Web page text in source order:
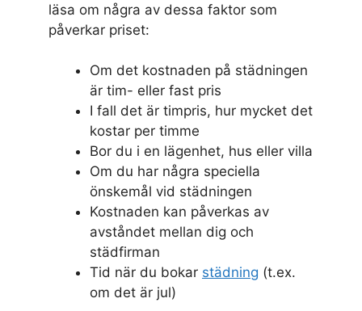
läsa om några av dessa faktor som
påverkar priset:
Om det kostnaden på städningen
är tim- eller fast pris
I fall det är timpris, hur mycket det
kostar per timme
Bor du i en lägenhet, hus eller villa
Om du har några speciella
önskemål vid städningen
Kostnaden kan påverkas av
avståndet mellan dig och
städfirman
Tid när du bokar städning (t.ex.
om det är jul)